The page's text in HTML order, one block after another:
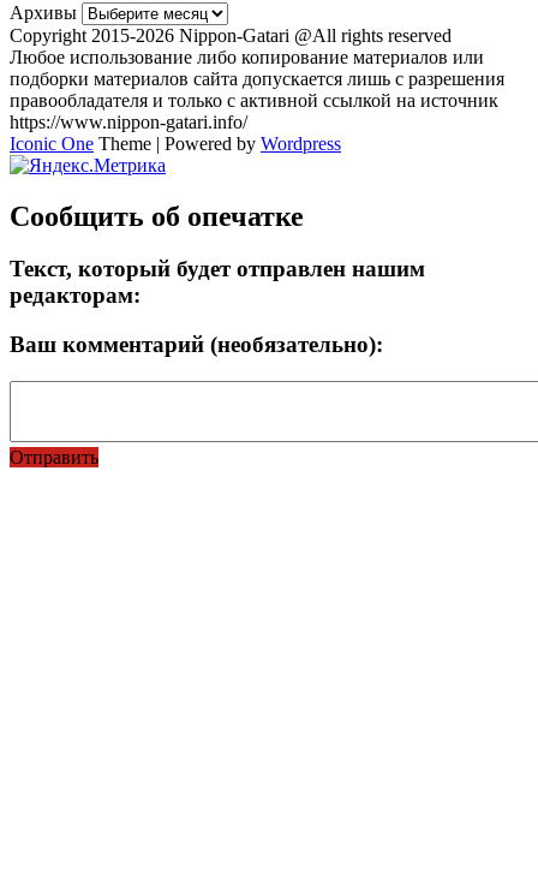
Архивы
Copyright 2015-2026 Nippon-Gatari @All rights reserved
Любое использование либо копирование материалов или
подборки материалов сайта допускается лишь с разрешения
правообладателя и только с активной ссылкой на источник
https://www.nippon-gatari.info/
Iconic One Theme | Powered by Wordpress
Сообщить об опечатке
Текст, который будет отправлен нашим
редакторам:
Ваш комментарий (необязательно):
Отправить